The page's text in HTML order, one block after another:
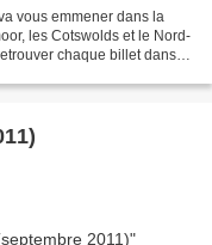
vous emmener dans la
les Cotswolds et le Nord-
chaque billet dans